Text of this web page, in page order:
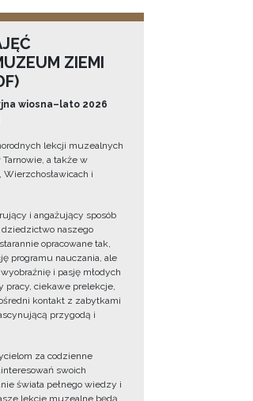
ZIEMI
wiosna–lato 2026
lekcji muzealnych
a także w
Wierzchosławicach i
i angażujący sposób
naszego
opracowane tak,
programu nauczania, ale
i pasję młodych
pracy, ciekawe prelekcje,
kontakt z zabytkami
przygodą i
za codzienne
swoich
świata pełnego wiedzy i